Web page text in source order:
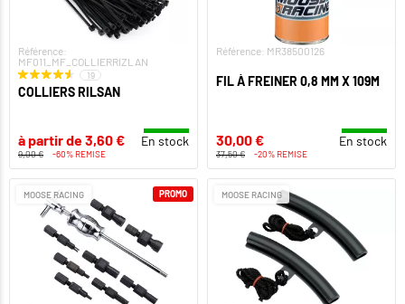
Référence:
MF011_MF_COLLIERRIZLAN
19
COLLIERS RILSAN
à partir de 3,60 € En stock
9,00 € -60% REMISE
Référence: MR38500126
FIL À FREINER 0,8 MM X 109M
30,00 € En stock
37,50 € -20% REMISE
MOOSE RACING PROMO MOOSE RACING